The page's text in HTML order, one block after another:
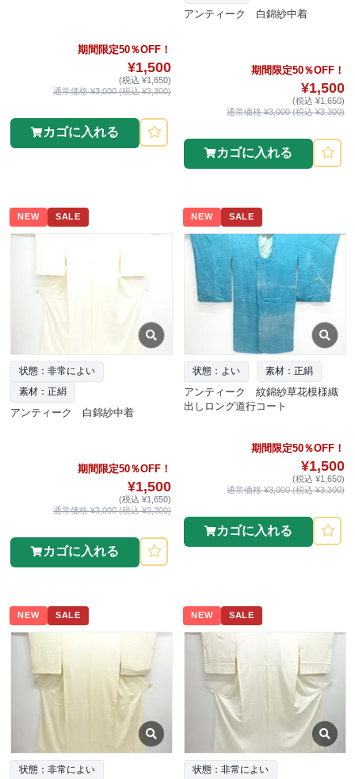
期間限定50％OFF！
¥1,500
(税込 ¥1,650)
通常価格 ¥3,000 (税込 ¥3,300)
カゴに入れる
アンティーク 白錦紗中着
期間限定50％OFF！
¥1,500
(税込 ¥1,650)
通常価格 ¥3,000 (税込 ¥3,300)
カゴに入れる
NEW SALE
状態：非常によい
素材：正絹
アンティーク 白錦紗中着
期間限定50％OFF！
¥1,500
(税込 ¥1,650)
通常価格 ¥3,000 (税込 ¥3,300)
カゴに入れる
NEW SALE
状態：よい 素材：正絹
アンティーク 紋錦紗草花模様織
出しロング道行コート
期間限定50％OFF！
¥1,500
(税込 ¥1,650)
通常価格 ¥3,000 (税込 ¥3,300)
カゴに入れる
NEW SALE
状態：非常によい
NEW SALE
状態：非常によい